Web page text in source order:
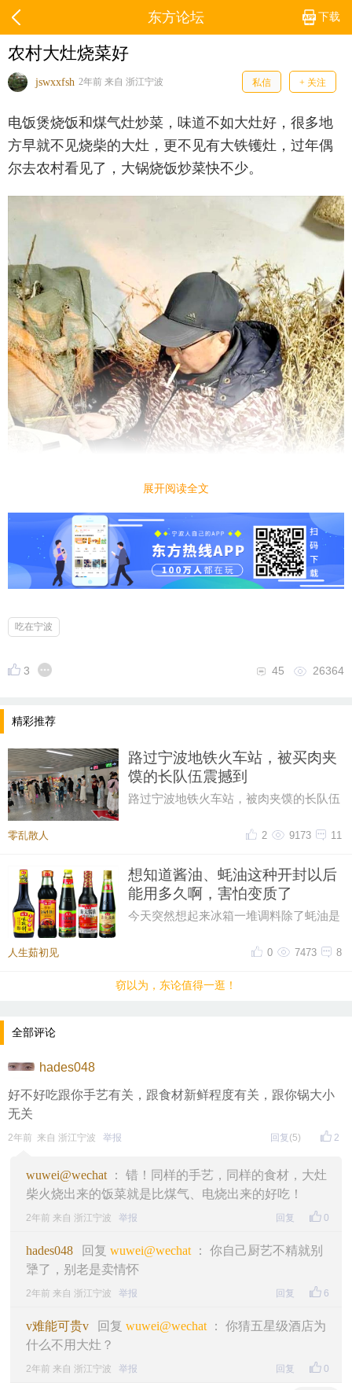
下载
东方论坛
农村大灶烧菜好
jswxxfsh 2年前 来自 浙江宁波 私信 + 关注
电饭煲烧饭和煤气灶炒菜，味道不如大灶好，很多地
方早就不见烧柴的大灶，更不见有大铁镬灶，过年偶
尔去农村看见了，大锅烧饭炒菜快不少。
展开阅读全文
吃在宁波
3 26364
45
精彩推荐
路过宁波地铁火车站，被买肉夹
馍的长队伍震撼到
路过宁波地铁火车站，被肉夹馍的长队伍
人，都在摊位前排队等候。在通勤
零乱散人 11
9173
2
想知道酱油、蚝油这种开封以后
能用多久啊，害怕变质了
今天突然想起来冰箱一堆调料除了蚝油是
了十个月了，但还剩一大半，做
人生茹初见 8
7473
0
窃以为，东论值得一逛！
全部评论
hades048
好不好吃跟你手艺有关，跟食材新鲜程度有关，跟你锅大小
无关
2
2年前 来自 浙江宁波 举报 回复 (5)
wuwei@wechat ： 错！同样的手艺，同样的食材，大灶
柴火烧出来的饭菜就是比煤气、电烧出来的好吃！
0
2年前 来自 浙江宁波 举报 回复
hades048 回复 wuwei@wechat ： 你自己厨艺不精就别
犟了，别老是卖情怀
6
2年前 来自 浙江宁波 举报 回复
v难能可贵v 回复 wuwei@wechat ： 你猜五星级酒店为
什么不用大灶？
0
2年前 来自 浙江宁波 举报 回复